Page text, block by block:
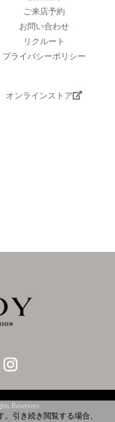
ご来店予約
お問い合わせ
リクルート
プライバシーポリシー
オンラインストア
Reservers.
引き続き閲覧する場合、